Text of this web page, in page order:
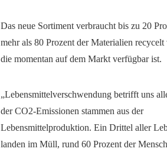
Das neue Sortiment verbraucht bis zu 20
mehr als 80 Prozent der Materialien
die momentan auf dem Markt verfügbar ist.
„Lebensmittelverschwendung betrifft uns
der CO2-Emissionen stammen aus der
Lebensmittelproduktion. Ein Drittel aller
landen im Müll, rund 60 Prozent der